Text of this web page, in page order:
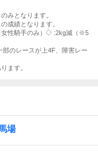
みとなります。
成績となります。
性騎手のみ）
:2kg減（※5
のレースが上4F、障害レー
ます。
場